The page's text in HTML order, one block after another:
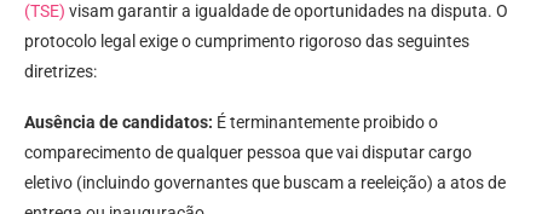
(TSE) visam garantir a igualdade de oportunidades na disputa. O
protocolo legal exige o cumprimento rigoroso das seguintes
diretrizes:
Ausência de candidatos: É terminantemente proibido o
comparecimento de qualquer pessoa que vai disputar cargo
eletivo (incluindo governantes que buscam a reeleição) a atos de